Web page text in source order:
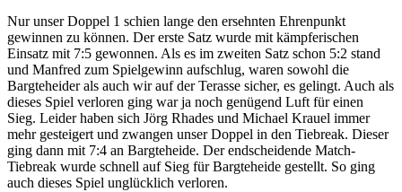
Nur unser Doppel 1 schien lange den ersehnten Ehrenpunkt
gewinnen zu können. Der erste Satz wurde mit kämpferischen
Einsatz mit 7:5 gewonnen. Als es im zweiten Satz schon 5:2 stand
und Manfred zum Spielgewinn aufschlug, waren sowohl die
Bargteheider als auch wir auf der Terasse sicher, es gelingt. Auch als
dieses Spiel verloren ging war ja noch genügend Luft für einen
Sieg. Leider haben sich Jörg Rhades und Michael Krauel immer
mehr gesteigert und zwangen unser Doppel in den Tiebreak. Dieser
ging dann mit 7:4 an Bargteheide. Der endscheidende Match-
Tiebreak wurde schnell auf Sieg für Bargteheide gestellt. So ging
auch dieses Spiel unglücklich verloren.